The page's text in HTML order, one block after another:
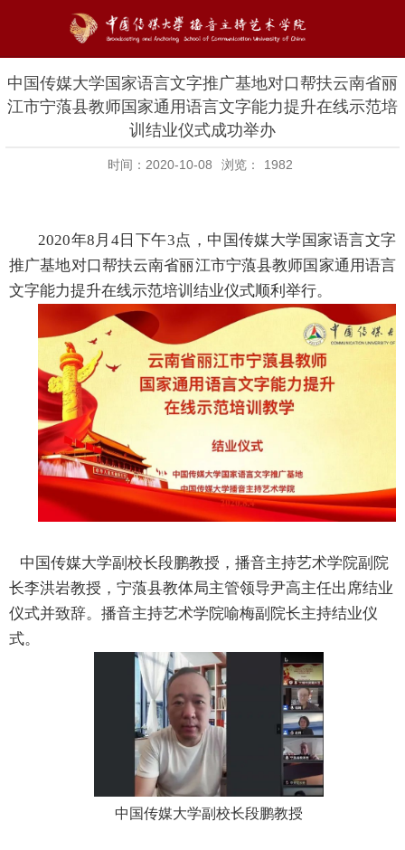
中国传媒大学国家语言文字推广基地对口帮扶云南省丽
江市宁蒗县教师国家通用语言文字能力提升在线示范培
训结业仪式成功举办
时间：2020-10-08 浏览： 1982
2020年8 月 4日下午3点，中国传媒大学国家语言文字
推广基地对口帮扶云南省丽江市宁蒗县教师国家通用语言
文字能力提升在线示范培训结业仪式顺利举行。
中国传媒大学副校长段鹏教授，播音主持艺术学院副院
长李洪岩教授，宁蒗县教体局主管领导尹高主任出席结业
仪式并致辞。播音主持艺术学院喻梅副院长主持结业仪
式。
中国传媒大学副校长段鹏教授